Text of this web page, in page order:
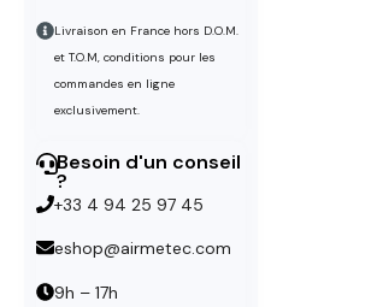
Livraison en France hors D.O.M.
et T.O.M, conditions pour les
commandes en ligne
exclusivement.
Besoin d'un conseil
?
+33 4 94 25 97 45
eshop@airmetec.com
9h – 17h